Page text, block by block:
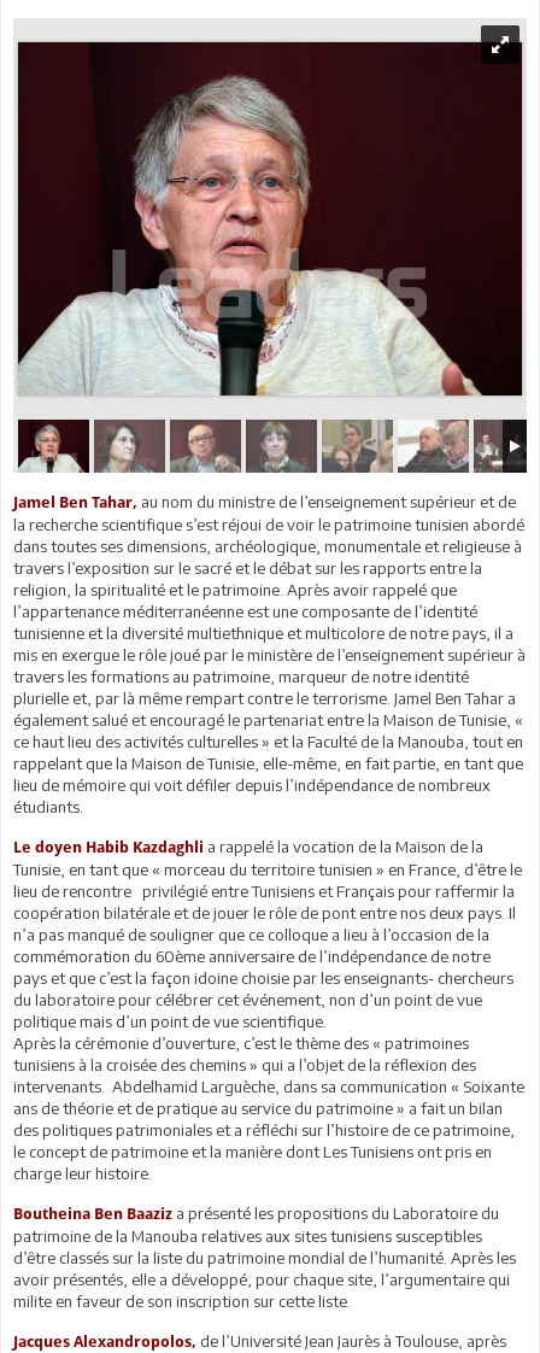
Jamel Ben Tahar, au nom du ministre de l’enseignement supérieur et de
la recherche scientifique s’est réjoui de voir le patrimoine tunisien abordé
dans toutes ses dimensions, archéologique, monumentale et religieuse à
travers l’exposition sur le sacré et le débat sur les rapports entre la
religion, la spiritualité et le patrimoine. Après avoir rappelé que
l’appartenance méditerranéenne est une composante de l’identité
tunisienne et la diversité multiethnique et multicolore de notre pays, il a
mis en exergue le rôle joué par le ministère de l’enseignement supérieur à
travers les formations au patrimoine, marqueur de notre identité
plurielle et, par là même rempart contre le terrorisme. Jamel Ben Tahar a
également salué et encouragé le partenariat entre la Maison de Tunisie, «
ce haut lieu des activités culturelles » et la Faculté de la Manouba, tout en
rappelant que la Maison de Tunisie, elle-même, en fait partie, en tant que
lieu de mémoire qui voit défiler depuis l’indépendance de nombreux
étudiants.
Le doyen Habib Kazdaghli a rappelé la vocation de la Maison de la
Tunisie, en tant que « morceau du territoire tunisien » en France, d’être le
lieu de rencontre privilégié entre Tunisiens et Français pour raffermir la
coopération bilatérale et de jouer le rôle de pont entre nos deux pays. Il
n’a pas manqué de souligner que ce colloque a lieu à l’occasion de la
commémoration du 60ème anniversaire de l’indépendance de notre
pays et que c’est la façon idoine choisie par les enseignants- chercheurs
du laboratoire pour célébrer cet événement, non d’un point de vue
politique mais d’un point de vue scientifique.
Après la cérémonie d’ouverture, c’est le thème des « patrimoines
tunisiens à la croisée des chemins » qui a l’objet de la réflexion des
intervenants. Abdelhamid Larguèche, dans sa communication « Soixante
ans de théorie et de pratique au service du patrimoine » a fait un bilan
des politiques patrimoniales et a réfléchi sur l’histoire de ce patrimoine,
le concept de patrimoine et la manière dont Les Tunisiens ont pris en
charge leur histoire.
Boutheina Ben Baaziz a présenté les propositions du Laboratoire du
patrimoine de la Manouba relatives aux sites tunisiens susceptibles
d’être classés sur la liste du patrimoine mondial de l’humanité. Après les
avoir présentés, elle a développé, pour chaque site, l’argumentaire qui
milite en faveur de son inscription sur cette liste.
Jacques Alexandropolos, de l’Université Jean Jaurès à Toulouse, après